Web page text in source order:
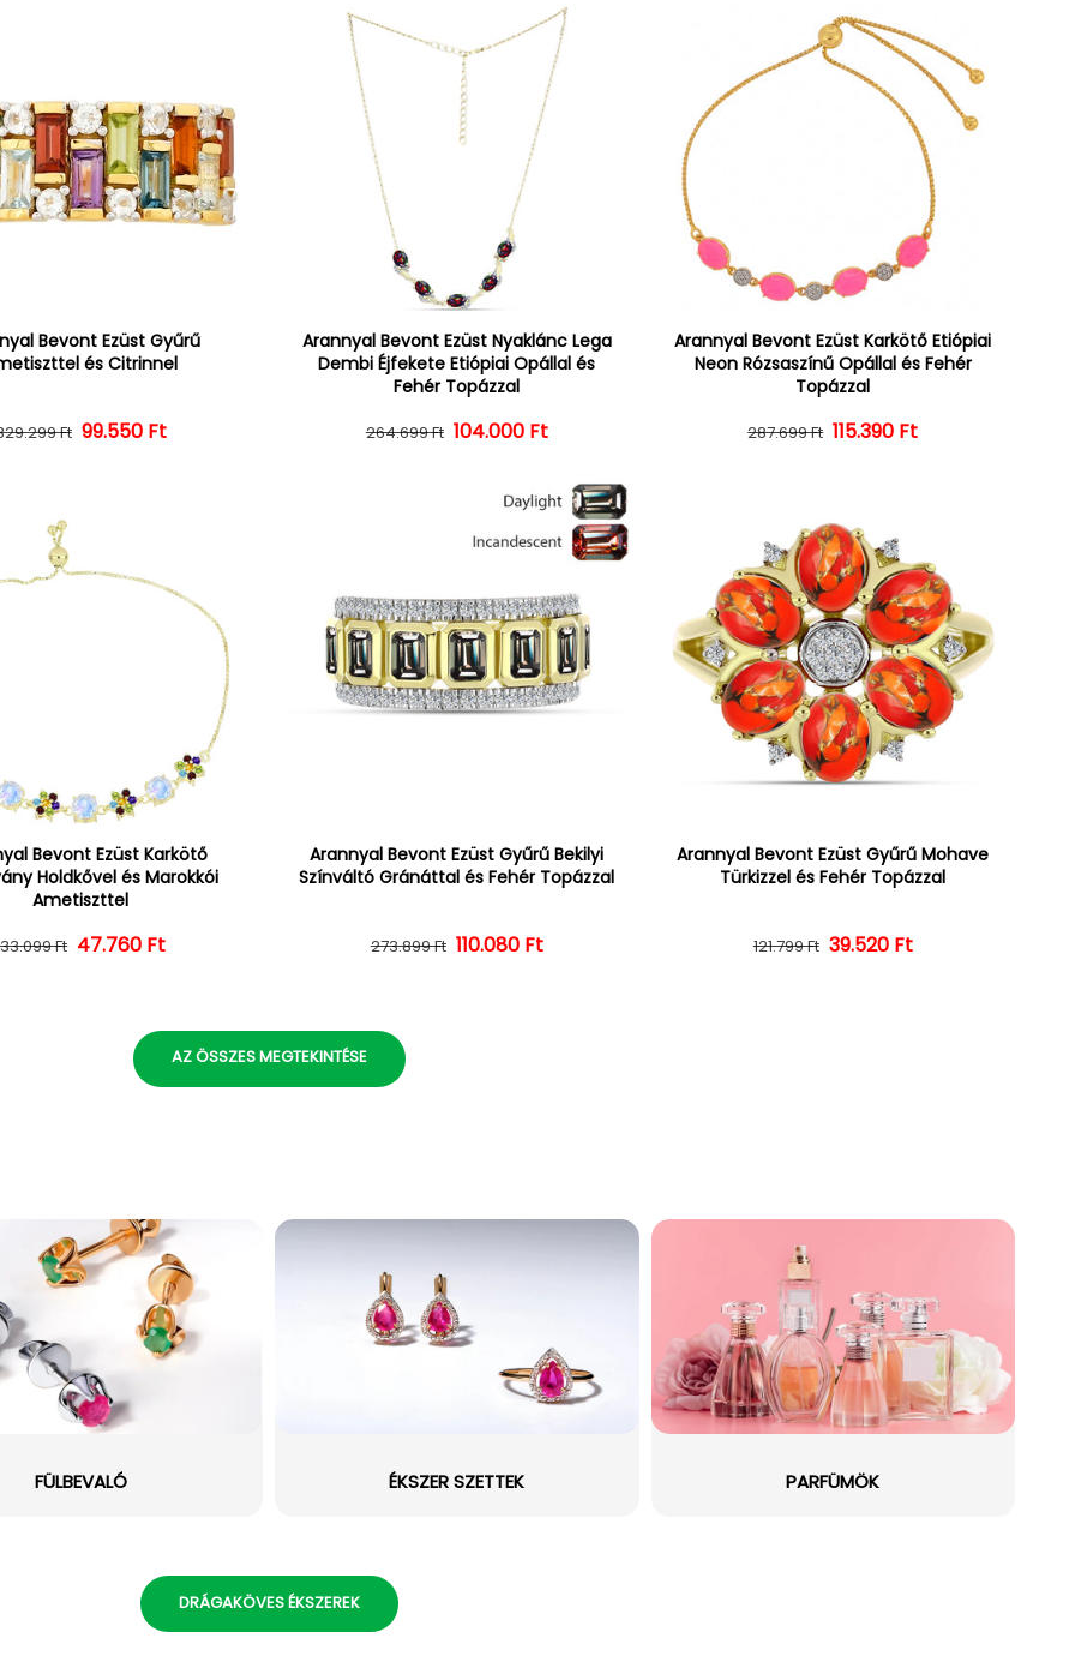
Bevont Ezüst Gyűrű
és Citrinnel
Normál ár
Ft Kedvezményes ár
99.550 Ft
Arannyal Bevont Ezüst Nyaklánc Lega
Dembi Éjfekete Etiópiai Opállal és
Fehér Topázzal
Normál ár
264.699 Ft Kedvezményes ár
104.000 Ft
Arannyal Bevont Ezüst Karkötő Etiópiai
Neon Rózsaszínű Opállal és Fehér
Topázzal
Normál ár
287.699 Ft Kedvezményes ár
115.390 Ft
Bevont Ezüst Karkötő
Holdkővel és Marokkói
Ametiszttel
Normál ár
Ft Kedvezményes ár
47.760 Ft
Arannyal Bevont Ezüst Gyűrű Bekilyi
Színváltó Gránáttal és Fehér Topázzal
Normál ár
273.899 Ft Kedvezményes ár
110.080 Ft
Arannyal Bevont Ezüst Gyűrű Mohave
Türkizzel és Fehér Topázzal
Normál ár
121.799 Ft Kedvezményes ár
39.520 Ft
AZ ÖSSZES MEGTEKINTÉSE
FÜLBEVALÓ ÉKSZER SZETTEK PARFÜMÖK
DRÁGAKÖVES ÉKSZEREK